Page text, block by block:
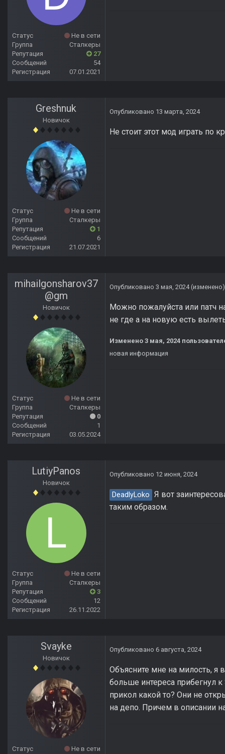
Статус
Не в сети
Группа
Сталкеры
Репутация
27
Сообщений
54
Регистрация
07.01.2021
Greshnuk
Новичок
Статус
Не в сети
Группа
Сталкеры
Репутация
1
Сообщений
6
Регистрация
21.07.2021
Опубликовано 13 марта, 2024
Не стоит этот мод играть по
mihailgonsharov37
@gm
Новичок
Статус
Не в сети
Группа
Сталкеры
Репутация
0
Сообщений
1
Регистрация
03.05.2024
Опубликовано 3 мая, 2024 (изменено)
Можно пожалуйста или патч
не где а на новую есть
Изменено 3 мая, 2024
новая информация
LutiyPanos
Новичок
Статус
Не в сети
Группа
Сталкеры
Репутация
3
Сообщений
12
Регистрация
26.11.2022
Опубликовано 12 июня, 2024
DeadlyLoko Я вот
таким образом.
Svayke
Новичок
Статус
Не в сети
Опубликовано 6 августа, 2024
Объясните мне на милость, я
больше интереса прибегнул
прикол какой то? Они не
на депо. Причем в описании